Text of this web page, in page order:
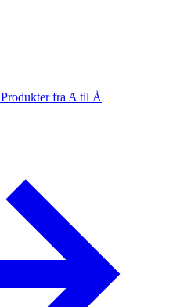
Produkter fra A til Å